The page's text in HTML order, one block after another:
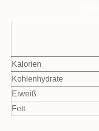
Kalorien
Kohlenhydrate
Eiweiß
Fett